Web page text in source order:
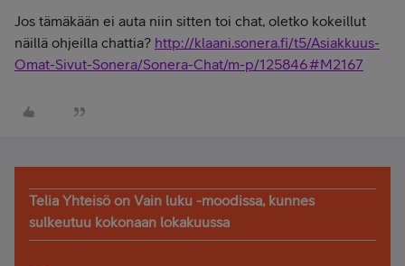
Jos tämäkään ei auta niin sitten toi chat, oletko kokeillut
näillä ohjeilla chattia? http://klaani.sonera.fi/t5/Asiakkuus-
Omat-Sivut-Sonera/Sonera-Chat/m-p/125846#M2167
Telia Yhteisö on Vain luku -moodissa, kunnes
sulkeutuu kokonaan lokakuussa